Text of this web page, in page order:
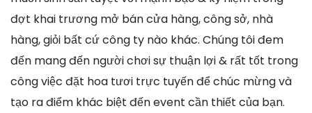
đợt khai trương mở bán cửa hàng, công sở, nhà
hàng, giỏi bất cứ công ty nào khác. Chúng tôi đem
đến mang đến người chơi sự thuận lợi & rất tốt trong
công việc đặt hoa tươi trực tuyến để chúc mừng và
tạo ra điểm khác biệt đến event cần thiết của bạn.